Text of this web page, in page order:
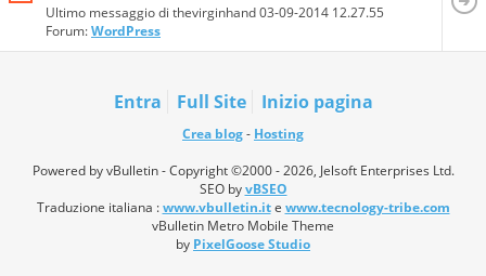
Ultimo messaggio di thevirginhand 03-09-2014 12.27.55
Forum:WordPress
Entra Full Site Inizio pagina
Crea blog- Hosting
Powered by vBulletin - Copyright ©2000 - 2026, Jelsoft Enterprises Ltd.
SEO byvBSEO
Traduzione italiana :www.vbulletin.ite www.tecnology-tribe.com
vBulletin Metro Mobile Theme
by PixelGoose Studio